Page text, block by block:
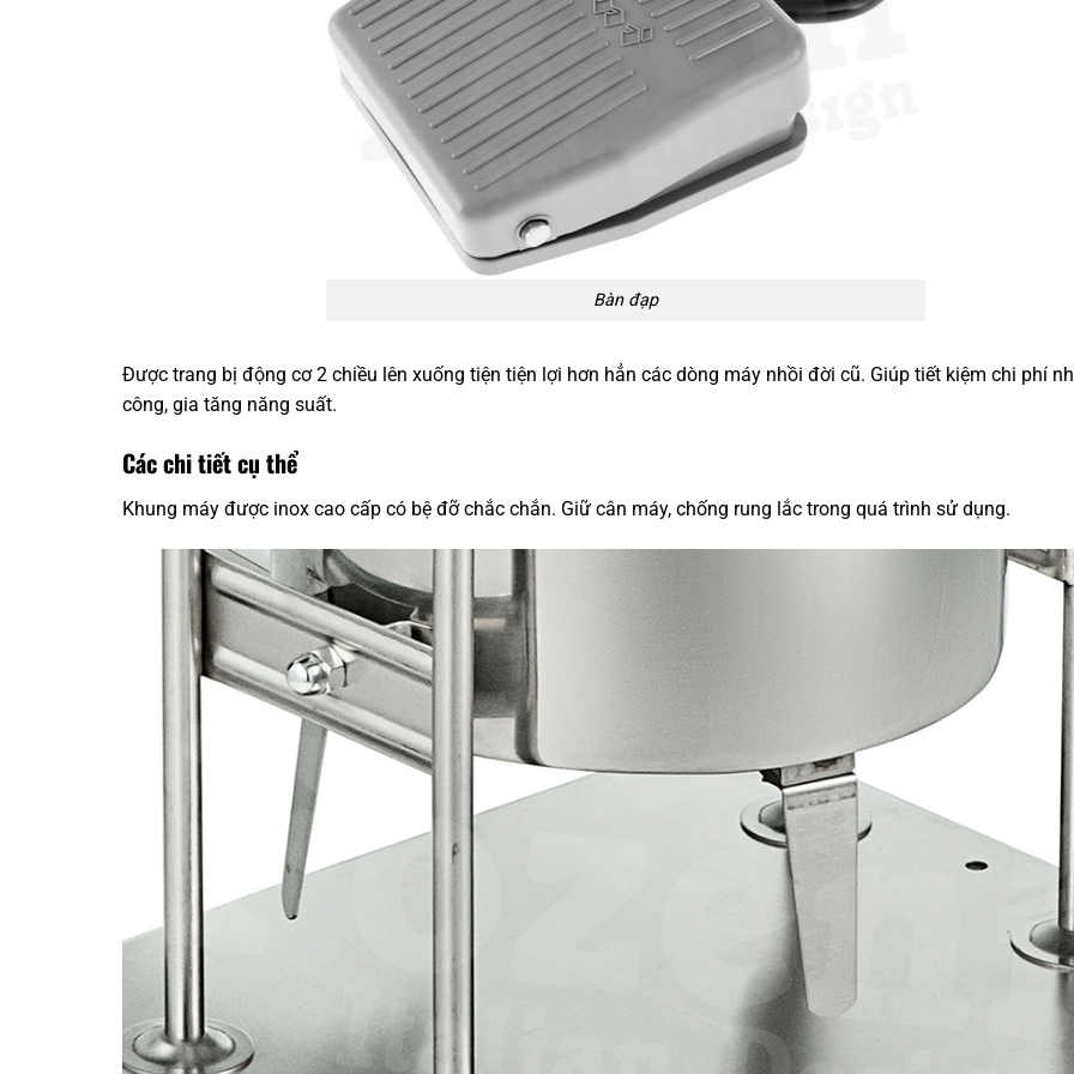
Bàn đạp
Được trang bị động cơ 2 chiều lên xuống tiện tiện lợi hơn hẳn các dòng máy nhồi đời cũ. Giúp tiết kiệm chi phí
công, gia tăng năng suất.
Các chi tiết cụ thể
Khung máy được inox cao cấp có bệ đỡ chắc chắn. Giữ cân máy, chống rung lắc trong quá trình sử dụng.